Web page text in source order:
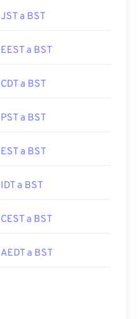
JST a BST
EEST a BST
CDT a BST
PST a BST
EST a BST
IDT a BST
CEST a BST
AEDT a BST